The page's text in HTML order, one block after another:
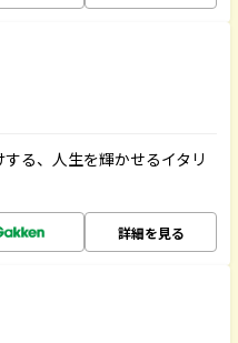
る、人生を輝かせるイタリ
詳細を見る